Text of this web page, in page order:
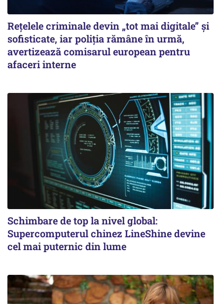
Rețelele criminale devin „tot mai digitale” și
sofisticate, iar poliția rămâne în urmă,
avertizează comisarul european pentru
afaceri interne
Schimbare de top la nivel global:
Supercomputerul chinez LineShine devine
cel mai puternic din lume